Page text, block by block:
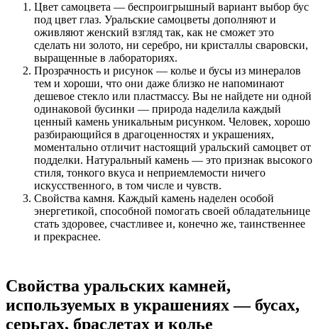
Цвет самоцвета — беспроигрышный вариант выбор бус
под цвет глаз. Уральские самоцветы дополняют и
оживляют женский взгляд так, как не сможет это
сделать ни золото, ни серебро, ни кристаллы сваровски,
выращенные в лабораториях.
Прозрачность и рисунок — колье и бусы из минералов
тем и хороши, что они даже близко не напоминают
дешевое стекло или пластмассу. Вы не найдете ни одной
одинаковой бусинки — природа наделила каждый
ценный камень уникальным рисунком. Человек, хорошо
разбирающийся в драгоценностях и украшениях,
моментально отличит настоящий уральский самоцвет от
подделки. Натуральный камень — это признак высокого
стиля, тонкого вкуса и неприемлемости ничего
искусственного, в том числе и чувств.
Свойства камня. Каждый камень наделен особой
энергетикой, способной помогать своей обладательнице
стать здоровее, счастливее и, конечно же, таинственнее
и прекраснее.
Свойства уральских камней,
используемых в украшениях — бусах,
серьгах, браслетах и колье